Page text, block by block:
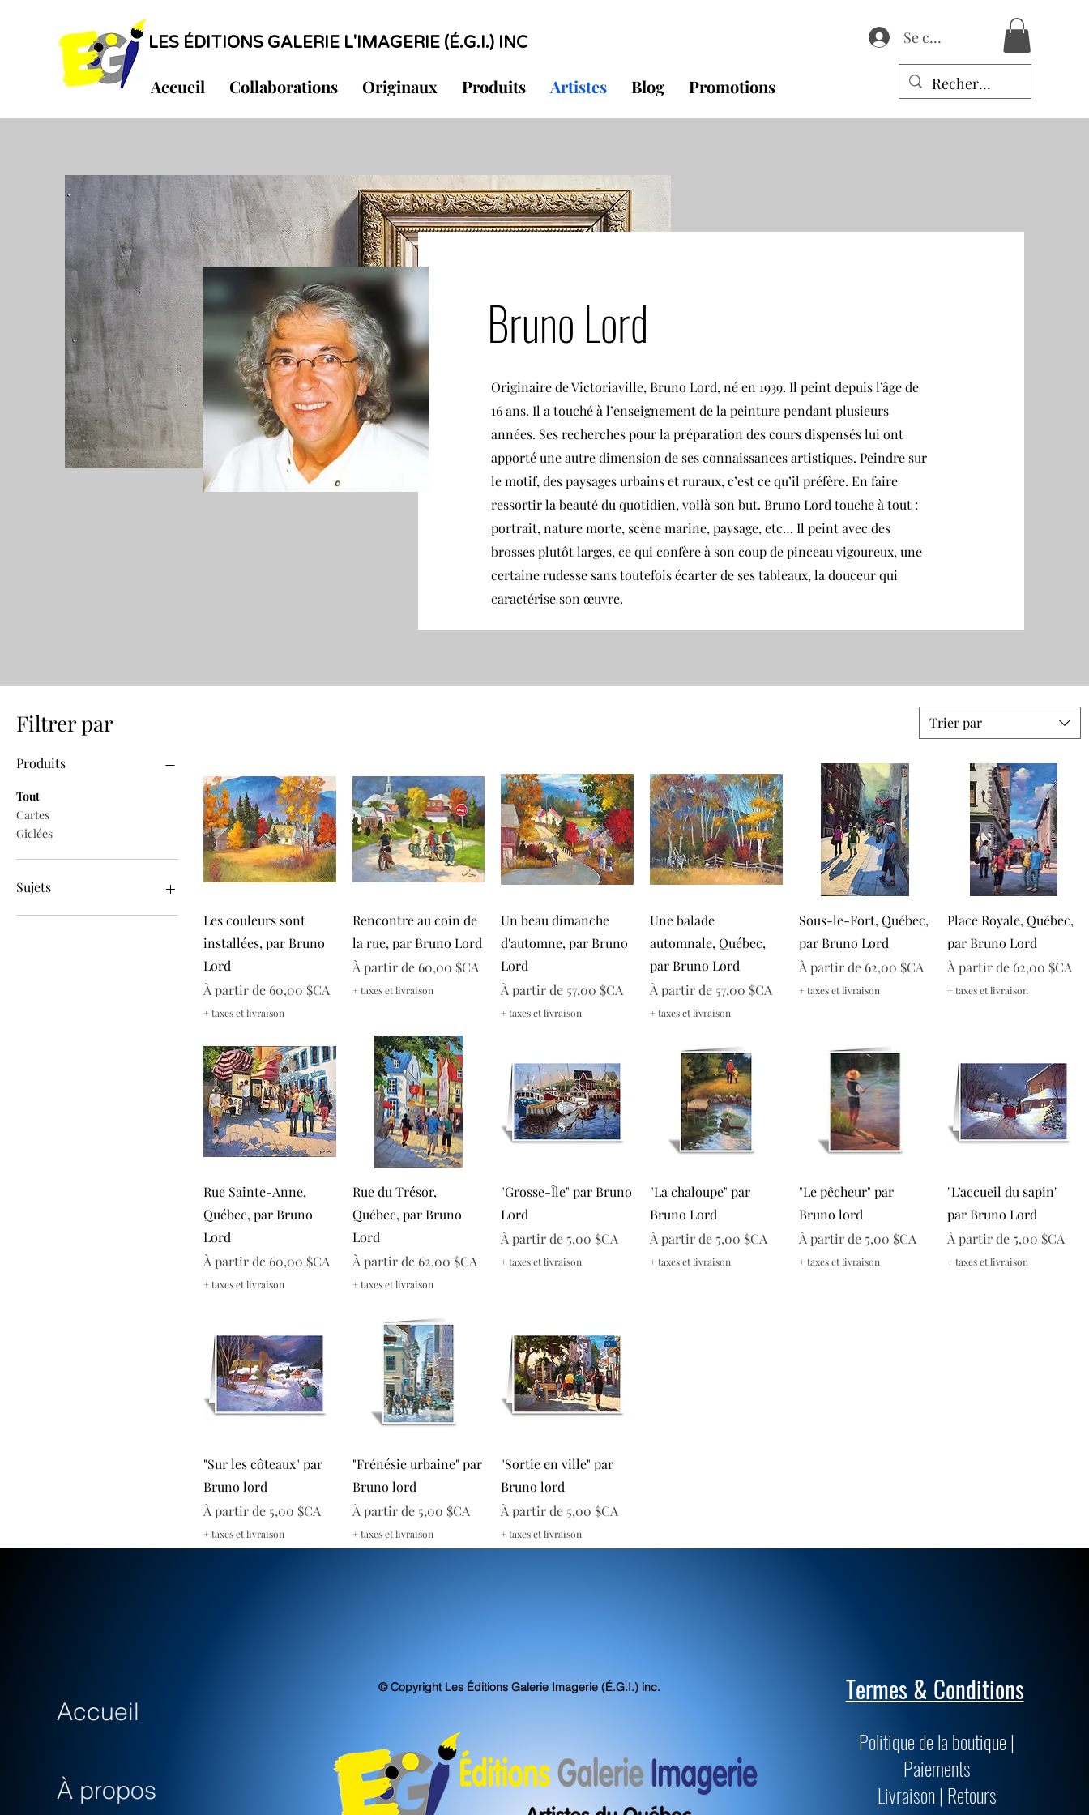
LES ÉDITIONS GALERIE L'IMAGERIE (É.G.I.) INC Se connecter
Accueil Collaborations Originaux Produits Artistes Blog Promotions
Bruno Lord
Originaire de Victoriaville, Bruno Lord, né en 1939. Il peint depuis l’âge de
16 ans. Il a touché à l’enseignement de la peinture pendant plusieurs
années. Ses recherches pour la préparation des cours dispensés lui ont
apporté une autre dimension de ses connaissances artistiques. Peindre sur
le motif, des paysages urbains et ruraux, c’est ce qu’il préfère. En faire
ressortir la beauté du quotidien, voilà son but. Bruno Lord touche à tout :
portrait, nature morte, scène marine, paysage, etc… Il peint avec des
brosses plutôt larges, ce qui confère à son coup de pinceau vigoureux, une
certaine rudesse sans toutefois écarter de ses tableaux, la douceur qui
caractérise son œuvre.
Filtrer par
Produits
Tout
Cartes
Giclées
Sujets
Animalier
Trier par
Aperçu rapide
Les couleurs sont
installées, par Bruno
Lord
À partir de 60,00 $CA
Prix promotionnel
+ taxes et livraison
Aperçu rapide
Rencontre au coin de
la rue, par Bruno Lord
À partir de 60,00 $CA
Prix promotionnel
+ taxes et livraison
Aperçu rapide
Un beau dimanche
d'automne, par Bruno
Lord
À partir de 57,00 $CA
Prix promotionnel
+ taxes et livraison
Aperçu rapide
Une balade
automnale, Québec,
par Bruno Lord
À partir de 57,00 $CA
Prix promotionnel
+ taxes et livraison
Aperçu rapide
Sous-le-Fort, Québec,
par Bruno Lord
À partir de 62,00 $CA
Prix promotionnel
+ taxes et livraison
Aperçu rapide
Place Royale, Québec,
par Bruno Lord
À partir de 62,00 $CA
Prix promotionnel
+ taxes et livraison
Aperçu rapide
Rue Sainte-Anne,
Québec, par Bruno
Lord
À partir de 60,00 $CA
Prix promotionnel
+ taxes et livraison
Aperçu rapide
Rue du Trésor,
Québec, par Bruno
Lord
À partir de 62,00 $CA
Prix promotionnel
+ taxes et livraison
Aperçu rapide
"Grosse-Île" par Bruno
Lord
À partir de 5,00 $CA
Prix promotionnel
+ taxes et livraison
Aperçu rapide
"La chaloupe" par
Bruno Lord
À partir de 5,00 $CA
Prix promotionnel
+ taxes et livraison
Aperçu rapide
"Le pêcheur" par
Bruno lord
À partir de 5,00 $CA
Prix promotionnel
+ taxes et livraison
Aperçu rapide
"L’accueil du sapin"
par Bruno Lord
À partir de 5,00 $CA
Prix promotionnel
+ taxes et livraison
Aperçu rapide
"Sur les côteaux" par
Bruno lord
À partir de 5,00 $CA
Prix promotionnel
+ taxes et livraison
Aperçu rapide
"Frénésie urbaine" par
Bruno lord
À partir de 5,00 $CA
Prix promotionnel
+ taxes et livraison
Aperçu rapide
"Sortie en ville" par
Bruno lord
À partir de 5,00 $CA
Prix promotionnel
+ taxes et livraison
Accueil
À propos
© Copyright Les Éditions Galerie Imagerie (É.G.I.) inc. Termes & Conditions
Politique de la boutique |
Paiements
Livraison | Retours